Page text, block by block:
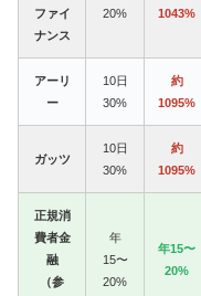
ファイ
ナンス
20%
1043%
アーリ
ー
10日
30%
約
1095%
ガッツ
10日
30%
約
1095%
正規消
費者金
融
（参
年
15〜
20%
年15〜
20%